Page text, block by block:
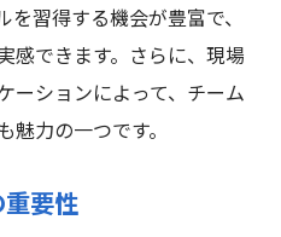
習得する機会が豊富で、
感できます。さらに、現場
ーションによって、チーム
力の一つです。
要性